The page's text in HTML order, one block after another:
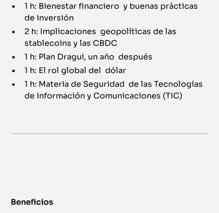
1 h: Bienestar financiero y buenas prácticas
de inversión
2 h: Implicaciones geopolíticas de las
stablecoins y las CBDC
1 h: Plan Dragui, un año después
1 h: El rol global del dólar
1 h: Materia de Seguridad de las Tecnologías
de Información y Comunicaciones (TIC)
Beneficios